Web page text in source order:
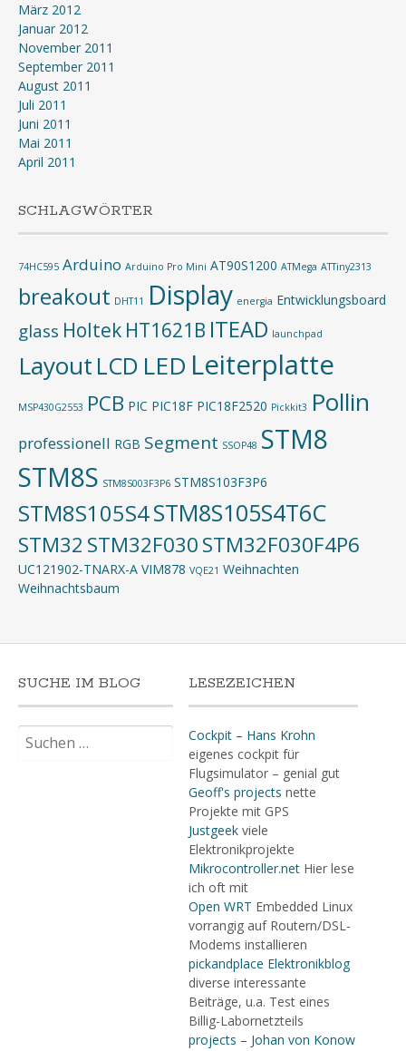
März 2012
Januar 2012
November 2011
September 2011
August 2011
Juli 2011
Juni 2011
Mai 2011
April 2011
SCHLAGWÖRTER
74HC595 Arduino Arduino Pro Mini AT90S1200 ATMega ATTiny2313
breakout DHT11 Display energia Entwicklungsboard
glass Holtek HT1621B ITEAD launchpad
Layout LCD LED Leiterplatte
MSP430G2553 PCB PIC PIC18F PIC18F2520 Pickkit3 Pollin
professionell RGB Segment SSOP48 STM8
STM8S STM8S003F3P6 STM8S103F3P6
STM8S105S4STM8S105S4T6C
STM32 STM32F030STM32F030F4P6
UC121902-TNARX-A VIM878 VQE21 Weihnachten
Weihnachtsbaum
SUCHE IM BLOG
nach:
LESEZEICHEN
Cockpit – Hans Krohn
eigenes cockpit für
Flugsimulator – genial gut
Geoff's projects nette
Projekte mit GPS
Justgeekviele
Elektronikprojekte
Mikrocontroller.netHier lese
ich oft mit
Open WRT Embedded Linux
vorrangig auf Routern/DSL-
Modems installieren
pickandplace Elektronikblog
diverse interessante
Beiträge, u.a. Test eines
Billig-Labornetzteils
projects – Johan von Konow